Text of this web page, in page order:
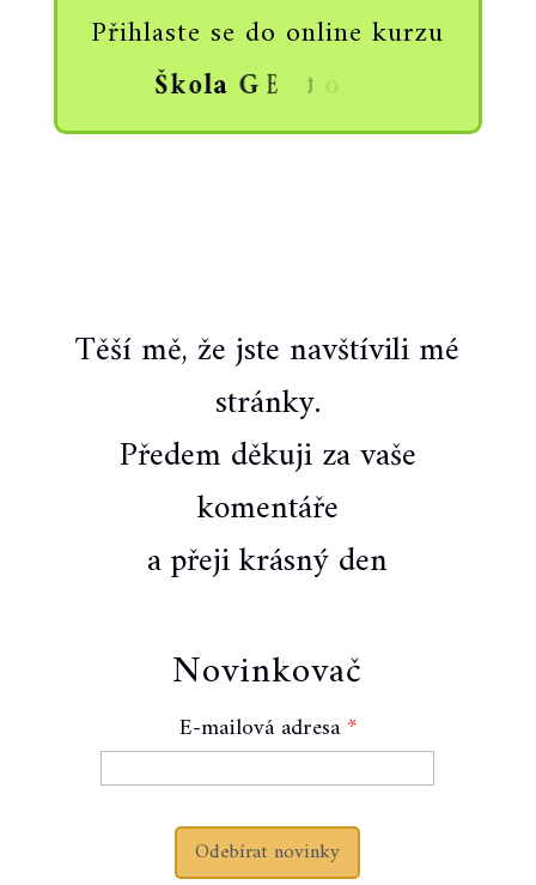
Přihlaste se do online kurzu
Š kol
Těší mě, že jste navštívili mé
stránky.
Předem děkuji za vaše
komentáře
a přeji krásný den
Novinkovač
E-mailová adresa
Odebírat novinky